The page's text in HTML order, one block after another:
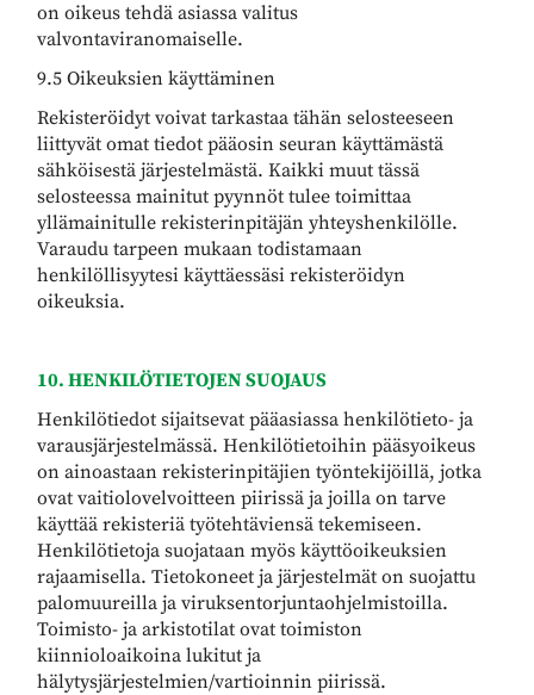
on oikeus tehdä asiassa valitus
valvontaviranomaiselle.
9.5 Oikeuksien käyttäminen
Rekisteröidyt voivat tarkastaa tähän selosteeseen
liittyvät omat tiedot pääosin seuran käyttämästä
sähköisestä järjestelmästä. Kaikki muut tässä
selosteessa mainitut pyynnöt tulee toimittaa
yllämainitulle rekisterinpitäjän yhteyshenkilölle.
Varaudu tarpeen mukaan todistamaan
henkilöllisyytesi käyttäessäsi rekisteröidyn
oikeuksia.
10. HENKILÖTIETOJEN SUOJAUS
Henkilötiedot sijaitsevat pääasiassa henkilötieto- ja
varausjärjestelmässä. Henkilötietoihin pääsyoikeus
on ainoastaan rekisterinpitäjien työntekijöillä, jotka
ovat vaitiolovelvoitteen piirissä ja joilla on tarve
käyttää rekisteriä työtehtäviensä tekemiseen.
Henkilötietoja suojataan myös käyttöoikeuksien
rajaamisella. Tietokoneet ja järjestelmät on suojattu
palomuureilla ja viruksentorjuntaohjelmistoilla.
Toimisto- ja arkistotilat ovat toimiston
kiinnioloaikoina lukitut ja
hälytysjärjestelmien/vartioinnin piirissä.